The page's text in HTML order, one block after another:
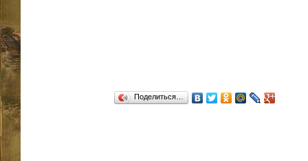
Поделиться…